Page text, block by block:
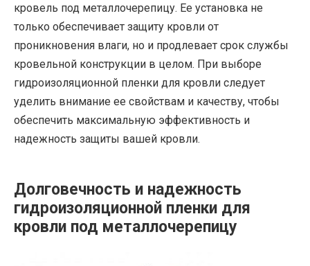
кровель под металлочерепицу. Ее установка не
только обеспечивает защиту кровли от
проникновения влаги, но и продлевает срок службы
кровельной конструкции в целом. При выборе
гидроизоляционной пленки для кровли следует
уделить внимание ее свойствам и качеству, чтобы
обеспечить максимальную эффективность и
надежность защиты вашей кровли.
Долговечность и надежность
гидроизоляционной пленки для
кровли под металлочерепицу